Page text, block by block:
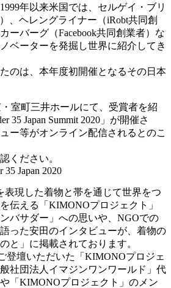
年以来米国では、セルゲイ・ブリ
、ヘレングライナー（iRobt共同創
ーバーグ（Facebook共同創業者）な
ベーターを発掘し世界に紹介してき
のは、本年度初開催となるその日本
室町三井ホールにて、受賞者を紹
35 Japan Summit 2020」が開催さ
ー等がオンライン配信されるとのこ
ください。
Japan 2020
表現した着物と帯を通じて世界をつ
伝える「KIMONOプロジェクト」
バサダー」への思いや、NGOでの
った安田のインタビューが、着物の
と」に掲載されております。
登壇いただいた「KIMONOプロジェ
社団法人イマジンワンワールド」代
「KIMONOプロジェクト」のメン